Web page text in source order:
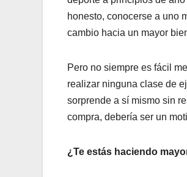
honesto, conocerse a uno
cambio hacia un mayor
Pero no siempre es fácil
realizar ninguna clase de
sorprende a sí mismo sin
compra, debería ser un
¿Te estás haciendo